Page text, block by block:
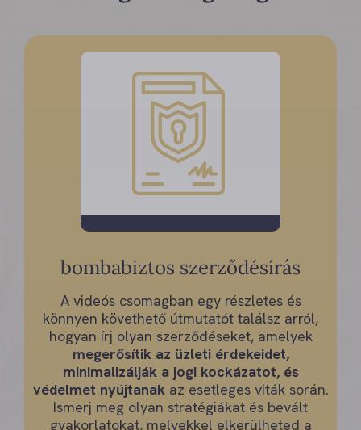
bombabiztos szerződésírás
A videós csomagban egy részletes és
könnyen követhető útmutatót találsz arról,
hogyan írj olyan szerződéseket, amelyek
megerősítik az üzleti érdekeidet,
minimalizálják a jogi kockázatot, és
védelmet nyújtanakaz esetleges viták során.
Ismerj meg olyan stratégiákat és bevált
gyakorlatokat, melyekkel elkerülheted a